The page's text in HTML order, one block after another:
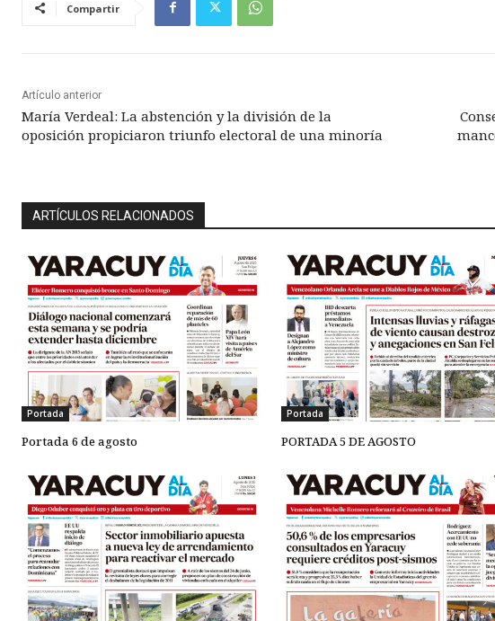
Compartir
Artículo anterior
María Verdeal: La abstención y la división de la
oposición propiciaron triunfo electoral de una minoría
ARTÍCULOS RELACIONADOS
Portada
Portada 6 de agosto
Portada
PORTADA 5 DE AGOSTO